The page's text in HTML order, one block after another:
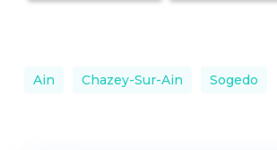
Ain Chazey-Sur-Ain Sogedo